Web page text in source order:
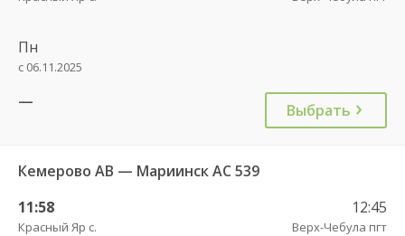
Пн
с 06.11.2025
— Выбрать
Кемерово АВ — Мариинск АС 539
11:58
Красный Яр с.
12:45
Верх-Чебула пгт